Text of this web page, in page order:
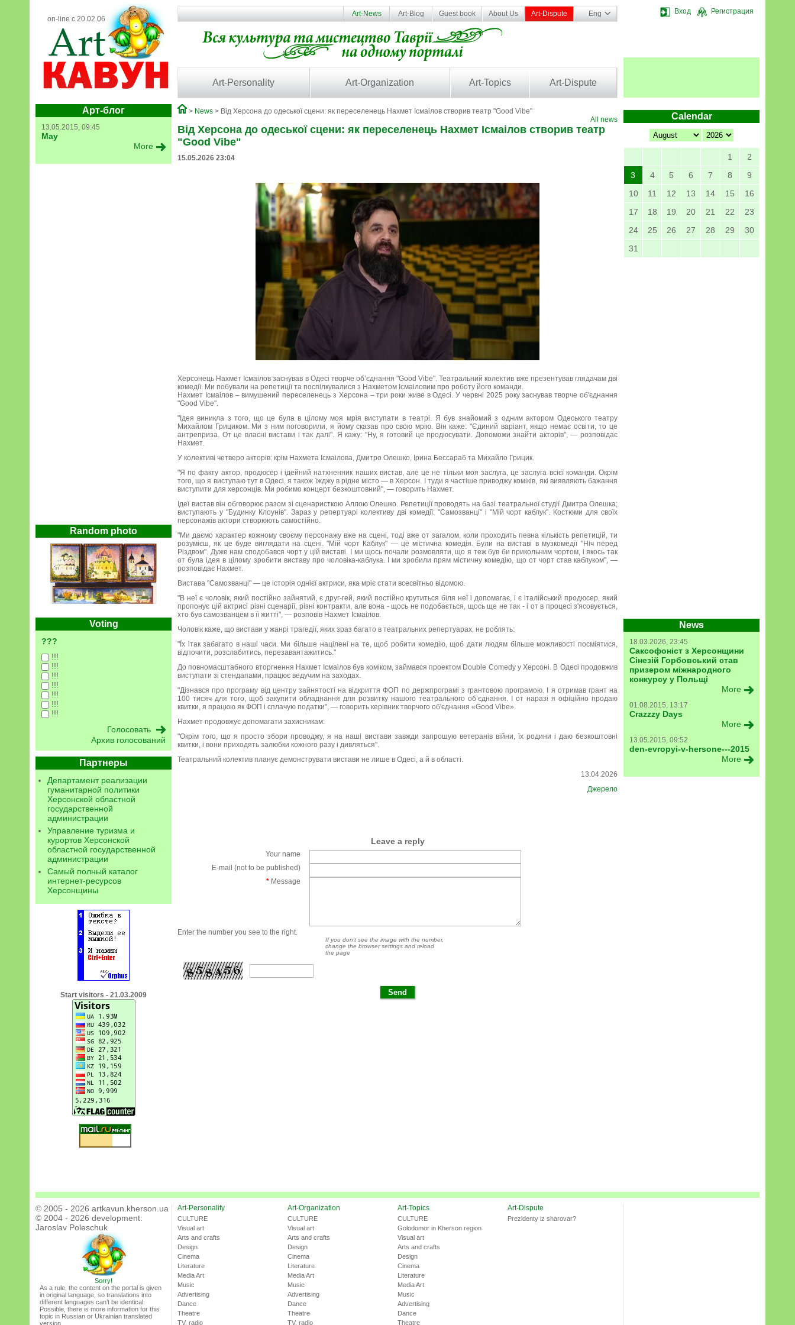
on-line с 20.02.06
Вход Регистрация
Art-News Art-Blog Guest book About Us Art-Dispute Eng
Art-Personality Art-Organization Art-Topics Art-Dispute
Арт-блог
13.05.2015, 09:45
May
More
Random photo
Voting
???
!!!
!!!
!!!
!!!
!!!
!!!
!!!
Архив голосований
Партнеры
Департамент реализации
гуманитарной политики
Херсонской областной
государственной
администрации
Управление туризма и
курортов Херсонской
областной государственной
администрации
Самый полный каталог
интернет-ресурсов
Херсонщины
Start visitors - 21.03.2009
Calendar
1
2
3
4 5 6 7 8
9
10
11 12 13 14 15
16
17
18 19 20 21 22
23
24
25 26 27 28 29
30
31
News
18.03.2026, 23:45
Саксофоніст з Херсонщини
Сінезій Горбовський став
призером міжнародного
конкурсу у Польщі
More
01.08.2015, 13:17
Crazzzy Days
More
13.05.2015, 09:52
den-evropyi-v-hersone---2015
More
> News > Від Херсона до одеської сцени: як переселенець Нахмет Ісмаілов створив театр "Good Vibe"
All news
Від Херсона до одеської сцени: як переселенець Нахмет Ісмаілов створив театр
"Good Vibe"
15.05.2026 23:04
Херсонець Нахмет Ісмаілов заснував в Одесі творче об’єднання "Good Vibe". Театральний колектив вже презентував глядачам дві
комедії. Ми побували на репетиції та поспілкувалися з Нахметом Ісмаіловим про роботу його команди.
Нахмет Ісмаілов – вимушений переселенець з Херсона – три роки живе в Одесі. У червні 2025 року заснував творче об'єднання
"Good Vibe".
"Ідея виникла з того, що це була в цілому моя мрія виступати в театрі. Я був знайомий з одним актором Одеського театру
Михайлом Грициком. Ми з ним поговорили, я йому сказав про свою мрію. Він каже: "Єдиний варіант, якщо немає освіти, то це
антреприза. От це власні вистави і так далі". Я кажу: "Ну, я готовий це продюсувати. Допоможи знайти акторів", — розповідає
Нахмет.
У колективі четверо акторів: крім Нахмета Ісмаілова, Дмитро Олешко, Ірина Бессараб та Михайло Грицик.
"Я по факту актор, продюсер і ідейний натхненник наших вистав, але це не тільки моя заслуга, це заслуга всієї команди. Окрім
того, що я виступаю тут в Одесі, я також їжджу в рідне місто — в Херсон. І туди я частіше приводжу коміків, які виявляють бажання
виступити для херсонців. Ми робимо концерт безкоштовний", — говорить Нахмет.
Ідеї вистав він обговорює разом зі сценаристкою Аллою Олешко. Репетиції проводять на базі театральної студії Дмитра Олешка;
виступають у "Будинку Клоунів". Зараз у репертуарі колективу дві комедії: "Самозванці" і "Мій чорт каблук". Костюми для своїх
персонажів актори створюють самостійно.
"Ми даємо характер кожному своєму персонажу вже на сцені, тоді вже от загалом, коли проходить певна кількість репетицій, ти
розумієш, як це буде виглядати на сцені. "Мій чорт Каблук" — це містична комедія. Були на виставі в музкомедії "Ніч перед
Різдвом". Дуже нам сподобався чорт у цій виставі. І ми щось почали розмовляти, що я теж був би прикольним чортом, і якось так
от була ідея в цілому зробити виставу про чоловіка-каблука. І ми зробили прям містичну комедію, що от чорт став каблуком", —
розповідає Нахмет.
Вистава "Самозванці" — це історія однієї актриси, яка мріє стати всесвітньо відомою.
"В неї є чоловік, який постійно зайнятий, є друг-гей, який постійно крутиться біля неї і допомагає, і є італійський продюсер, який
пропонує цій актрисі різні сценарії, різні контракти, але вона - щось не подобається, щось ще не так - і от в процесі з'ясовується,
хто був самозванцем в її житті", — розповів Нахмет Ісмаілов.
Чоловік каже, що вистави у жанрі трагедії, яких зраз багато в театральних репертуарах, не роблять:
"Їх ітак забагато в наші часи. Ми більше націлені на те, щоб робити комедію, щоб дати людям більше можливості посміятися,
відпочити, розслабитись, перезавантажитись."
До повномасштабного вторгнення Нахмет Ісмаілов був коміком, займався проектом Double Comedy у Херсоні. В Одесі продовжив
виступати зі стендапами, працює ведучим на заходах.
"Дізнався про програму від центру зайнятості на відкриття ФОП по держпрограмі з грантовою програмою. І я отримав грант на
100 тисяч для того, щоб закупити обладнання для розвитку нашого театрального об’єднання. І от наразі я офіційно продаю
квитки, я працюю як ФОП і сплачую податки", — говорить керівник творчого об'єднання «Good Vibe».
Нахмет продовжує допомагати захисникам:
"Окрім того, що я просто збори проводжу, я на наші вистави завжди запрошую ветеранів війни, їх родини і даю безкоштовні
квитки, і вони приходять залюбки кожного разу і дивляться".
Театральний колектив планує демонструвати вистави не лише в Одесі, а й в області.
13.04.2026
Джерело
Leave a reply
Your name
E-mail (not to be published)
* Message
Enter the number you see to the right.
If you don't see the image with the number,
change the browser settings and reload
the page
© 2005 - 2026 artkavun.kherson.ua
© 2004 - 2026 development:
Jaroslav Poleschuk
Sorry!
As a rule, the content on the portal is given
in original language, so translations into
different languages can’t be identical.
Possible, there is more information for this
topic in Russian or Ukrainian translated
version.
Art-Personality
CULTURE
Visual art
Arts and crafts
Design
Cinema
Literature
Media Art
Music
Advertising
Dance
Theatre
TV, radio
Art-Organization
CULTURE
Visual art
Arts and crafts
Design
Cinema
Literature
Media Art
Music
Advertising
Dance
Theatre
TV, radio
Art-Topics
CULTURE
Golodomor in Kherson region
Visual art
Arts and crafts
Design
Cinema
Literature
Media Art
Music
Advertising
Dance
Theatre
Art-Dispute
Prezidenty iz sharovar?